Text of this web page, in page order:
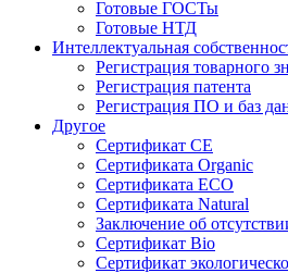
Готовые ГОСТы
Готовые НТД
Интеллектуальная
Регистрация товарного
Регистрация патента
Регистрация ПО и баз
Другое
Сертификат СЕ
Сертификата Organic
Сертификата ECO
Сертификата Natural
Заключение об
Сертификат Bio
Сертификат